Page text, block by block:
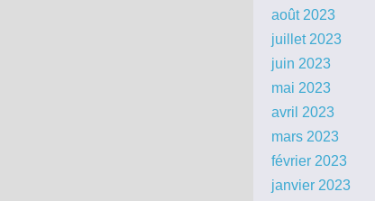
août 2023
juillet 2023
juin 2023
mai 2023
avril 2023
mars 2023
février 2023
janvier 2023